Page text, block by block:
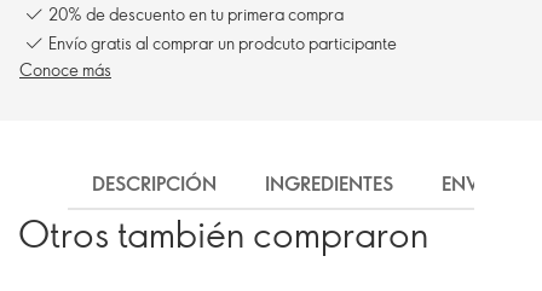
20% de descuento en tu primera compra
Envío gratis al comprar un prodcuto participante
Conoce más
DESCRIPCIÓN INGREDIENTES ENVÍO
Otros también compraron